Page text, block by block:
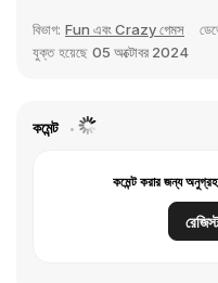
বিভাগ: Fun এবং Crazy গেমস
যুক্ত হয়েছে 05 অক্টোবর 2024
কমেন্ট
কমেন্ট করার জন্য